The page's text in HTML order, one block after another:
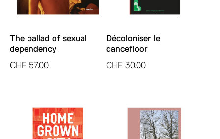
The ballad of sexual
dependency
CHF 57.00
Décoloniser le
dancefloor
CHF 30.00